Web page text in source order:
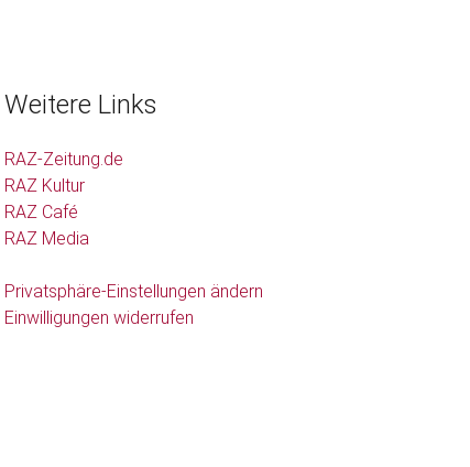
Weitere Links
RAZ-Zeitung.de
RAZ Kultur
RAZ Café
RAZ Media
Privatsphäre-Einstellungen ändern
Einwilligungen widerrufen